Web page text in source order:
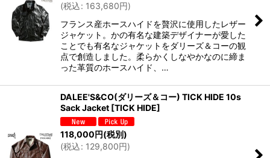
(税込: 163,680円)
フランス産ホースハイドを贅沢に使用したレザー
ジャケット。かの有名な建築デザイナーが愛した
ことでも有名なジャケットをダリーズ＆コーの観
点で創造しました。柔らかくしなやかなのに締ま
った革質のホースハイド、…
DALEE'S&CO(ダリーズ＆コー) TICK HIDE 10s
Sack Jacket [TICK HIDE]
118,000円(税別)
(税込: 129,800円)